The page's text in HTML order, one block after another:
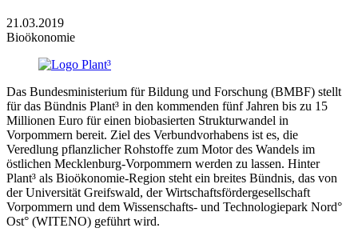
21.03.2019
Bioökonomie
Das Bundesministerium für Bildung und Forschung (BMBF) stellt
für das Bündnis Plant³ in den kommenden fünf Jahren bis zu 15
Millionen Euro für einen biobasierten Strukturwandel in
Vorpommern bereit. Ziel des Verbundvorhabens ist es, die
Veredlung pflanzlicher Rohstoffe zum Motor des Wandels im
östlichen Mecklenburg-Vorpommern werden zu lassen. Hinter
Plant³ als Bioökonomie-Region steht ein breites Bündnis, das von
der Universität Greifswald, der Wirtschaftsfördergesellschaft
Vorpommern und dem Wissenschafts- und Technologiepark Nord°
Ost° (WITENO) geführt wird.